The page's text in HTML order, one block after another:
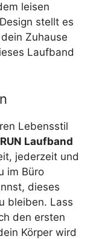
leisen
stellt es
Zuhause
Laufband
Lebensstil
Laufband
jederzeit und
im Büro
dieses
bleiben. Lass
den ersten
Körper wird